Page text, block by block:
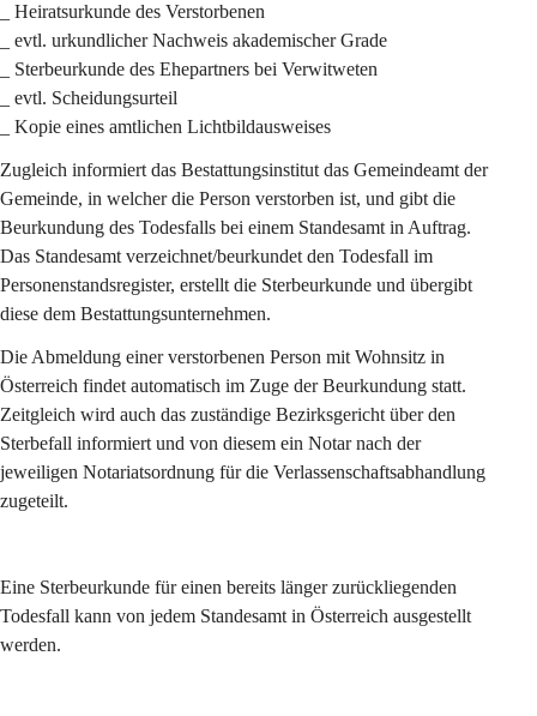
_ Heiratsurkunde des Verstorbenen
_ evtl. urkundlicher Nachweis akademischer Grade
_ Sterbeurkunde des Ehepartners bei Verwitweten
_ evtl. Scheidungsurteil
_ Kopie eines amtlichen Lichtbildausweises
Zugleich informiert das Bestattungsinstitut das Gemeindeamt der
Gemeinde, in welcher die Person verstorben ist, und gibt die
Beurkundung des Todesfalls bei einem Standesamt in Auftrag.
Das Standesamt verzeichnet/beurkundet den Todesfall im
Personenstandsregister, erstellt die Sterbeurkunde und übergibt
diese dem Bestattungsunternehmen.
Die Abmeldung einer verstorbenen Person mit Wohnsitz in
Österreich findet automatisch im Zuge der Beurkundung statt.
Zeitgleich wird auch das zuständige Bezirksgericht über den
Sterbefall informiert und von diesem ein Notar nach der
jeweiligen Notariatsordnung für die Verlassenschaftsabhandlung
zugeteilt.
Eine Sterbeurkunde für einen bereits länger zurückliegenden
Todesfall kann von jedem Standesamt in Österreich ausgestellt
werden.